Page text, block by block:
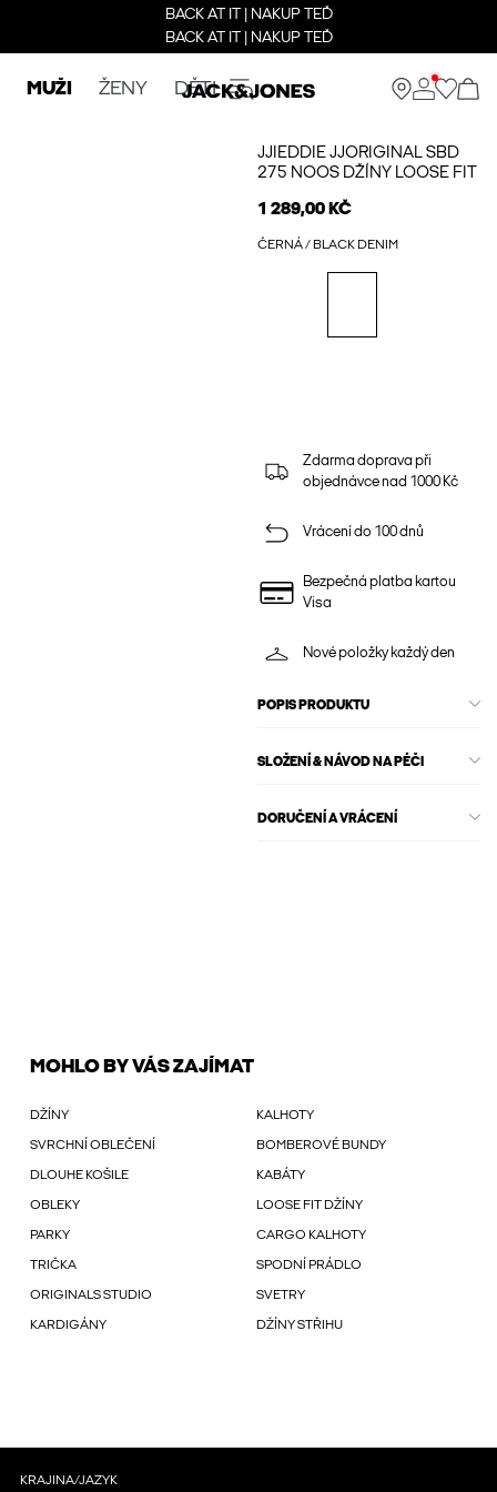
BACK AT IT | NAKUP TEĎ
BACK AT IT | NAKUP TEĎ
MUŽI ŽENY DĚTI
JJIEDDIE JJORIGINAL SBD
275 NOOS DŽÍNY LOOSE FIT
1 289,00 KČ
ČERNÁ / BLACK DENIM
Zdarma doprava při
objednávce nad 1000 Kč
Vrácení do 100 dnů
Bezpečná platba kartou
Visa
Nové položky každý den
POPIS PRODUKTU
SLOŽENÍ & NÁVOD NA PÉČI
DORUČENÍ A VRÁCENÍ
MOHLO BY VÁS ZAJÍMAT
DŽÍNY KALHOTY
SVRCHNÍ OBLEČENÍ BOMBEROVÉ BUNDY
DLOUHE KOŠILE KABÁTY
OBLEKY LOOSE FIT DŽÍNY
PARKY CARGO KALHOTY
TRIČKA SPODNÍ PRÁDLO
ORIGINALS STUDIO SVETRY
KARDIGÁNY DŽÍNY STŘIHU
KRAJINA/JAZYK